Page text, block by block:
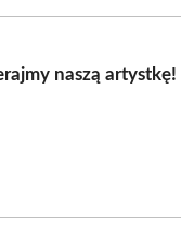
naszą artystkę!